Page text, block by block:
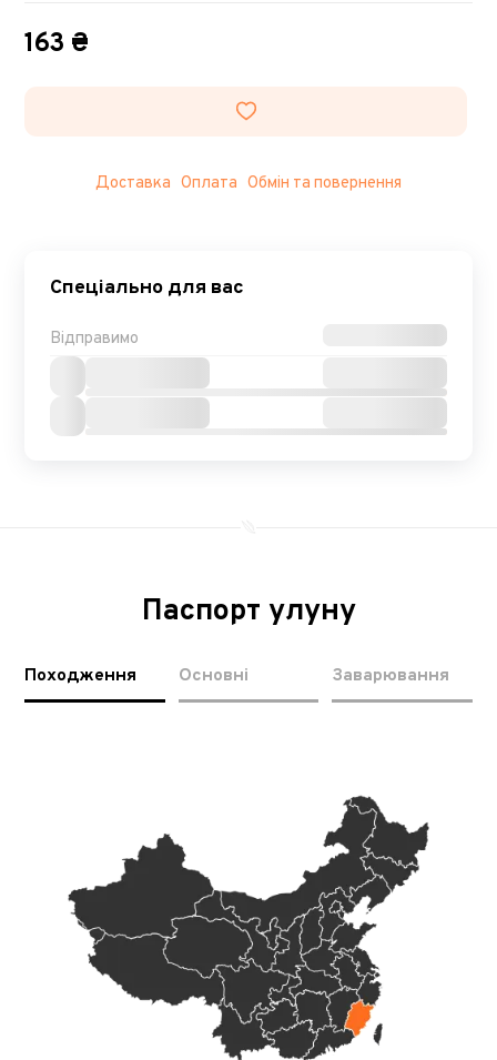
163 ₴
Доставка Оплата Обмін та повернення
Спеціально для вас
Відправимо
Паспорт улуну
Походження Основні Заварювання